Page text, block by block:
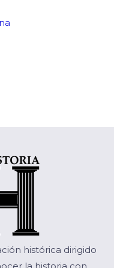
histórica dirigido
la historia con